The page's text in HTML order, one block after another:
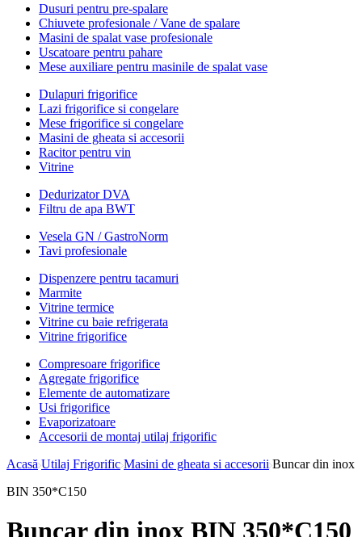
Dusuri pentru pre-spalare
Chiuvete profesionale / Vane de spalare
Masini de spalat vase profesionale
Uscatoare pentru pahare
Mese auxiliare pentru masinile de spalat vase
Dulapuri frigorifice
Lazi frigorifice si congelare
Mese frigorifice si congelare
Masini de gheata si accesorii
Racitor pentru vin
Vitrine
Dedurizator DVA
Filtru de apa BWT
Vesela GN / GastroNorm
Tavi profesionale
Dispenzere pentru tacamuri
Marmite
Vitrine termice
Vitrine cu baie refrigerata
Vitrine frigorifice
Compresoare frigorifice
Agregate frigorifice
Elemente de automatizare
Usi frigorifice
Evaporizatoare
Accesorii de montaj utilaj frigorific
Acasă Utilaj Frigorific Masini de gheata si accesorii Buncar din inox
BIN 350*C150
Buncar din inox BIN 350*C150